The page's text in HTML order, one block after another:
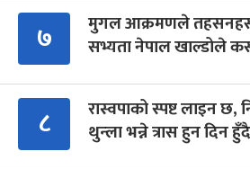
७
मुगल आक्रमणले तहसनहस
सभ्यता नेपाल खाल्डोले
८
रास्वपाको स्पष्ट लाइन छ,
थुन्ला भन्ने त्रास हुन दिन